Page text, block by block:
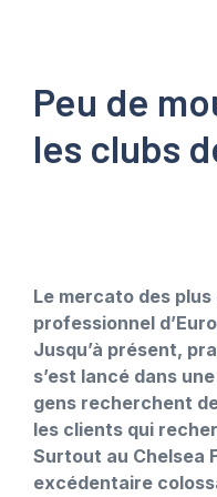
Peu de
les clubs
Le mercato des
professionnel
Jusqu’à présent,
s’est lancé dans
gens recherchent
les clients qui
Surtout au Chelsea
excédentaire